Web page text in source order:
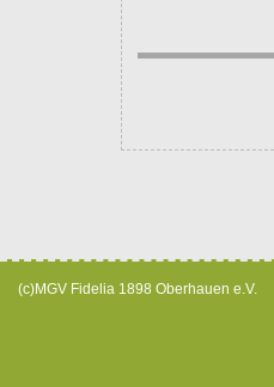
(c)MGV Fidelia 1898 Oberhauen e.V.